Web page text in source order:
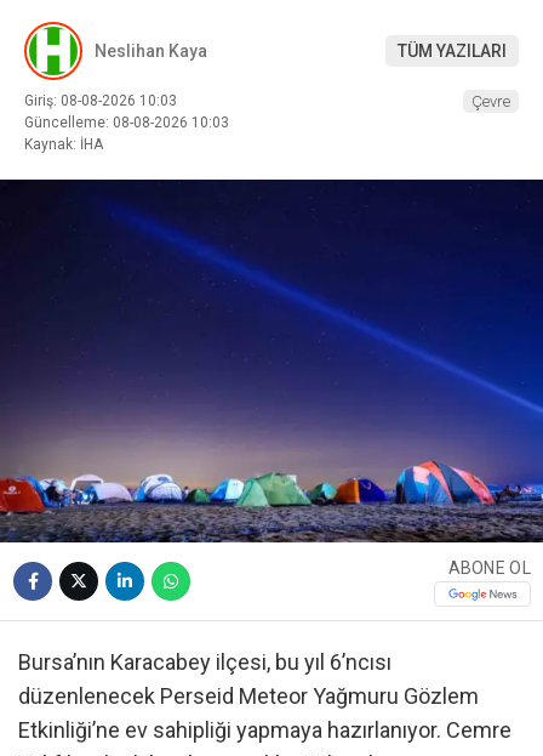
Neslihan Kaya TÜM YAZILARI
Giriş: 08-08-2026 10:03
Güncelleme: 08-08-2026 10:03
Kaynak: İHA
Çevre
ABONE OL
Bursa’nın Karacabey ilçesi, bu yıl 6’ncısı
düzenlenecek Perseid Meteor Yağmuru Gözlem
Etkinliği’ne ev sahipliği yapmaya hazırlanıyor. Cemre